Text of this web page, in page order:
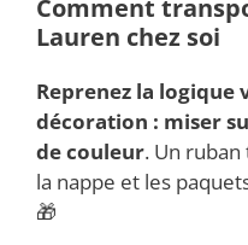
Comment
Lauren chez soi
Reprenez la
décoration : miser
de couleur. Un
la nappe et les
🎁